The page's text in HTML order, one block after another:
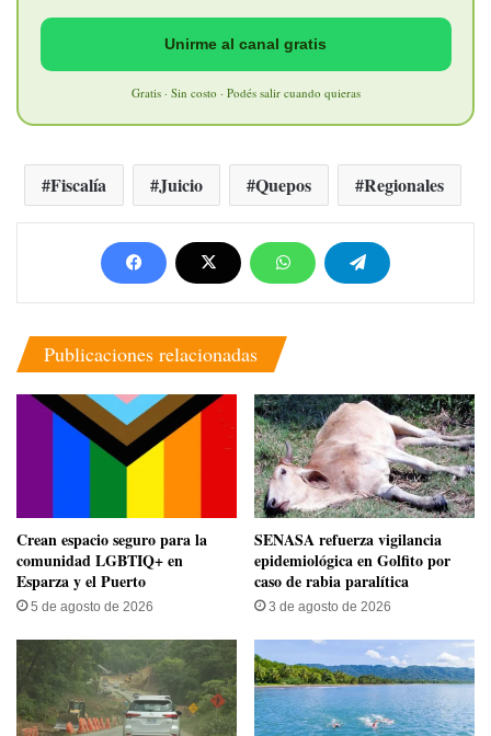
Unirme al canal gratis
Gratis · Sin costo · Podés salir cuando quieras
Fiscalía Juicio Quepos Regionales
Publicaciones relacionadas
Crean espacio seguro para la
comunidad LGBTIQ+ en
Esparza y el Puerto
5 de agosto de 2026
SENASA refuerza vigilancia
epidemiológica en Golfito por
caso de rabia paralítica
3 de agosto de 2026